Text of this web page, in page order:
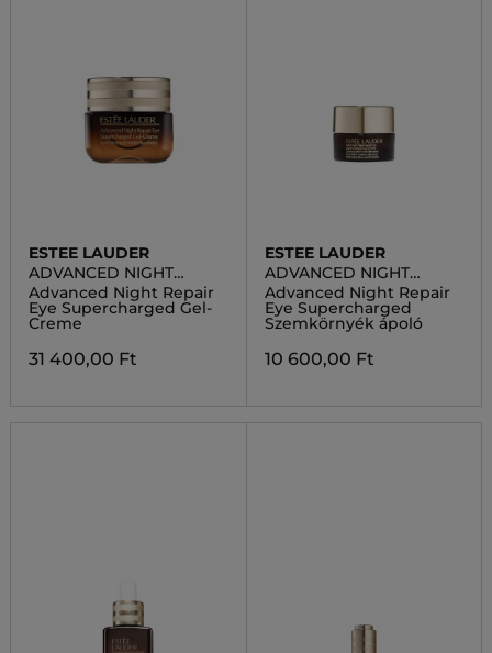
ESTEE LAUDER
ADVANCED NIGHT
REPAIR
Advanced Night Repair
Eye Supercharged Gel-
Creme
31 400,00 Ft
ESTEE LAUDER
ADVANCED NIGHT
REPAIR
Advanced Night Repair
Eye Supercharged
Szemkörnyék ápoló
10 600,00 Ft